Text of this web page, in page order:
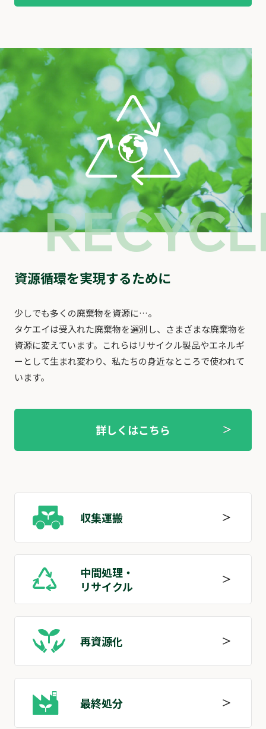
資源循環を実現するために
少しでも多くの廃棄物を資源に…。
タケエイは受⼊れた廃棄物を選別し、さまざまな廃棄物を
資源に変えています。これらはリサイクル製品やエネルギ
ーとして⽣まれ変わり、私たちの⾝近なところで使われて
います。
詳しくはこちら
収集運搬
中間処理・
リサイクル
再資源化
最終処分